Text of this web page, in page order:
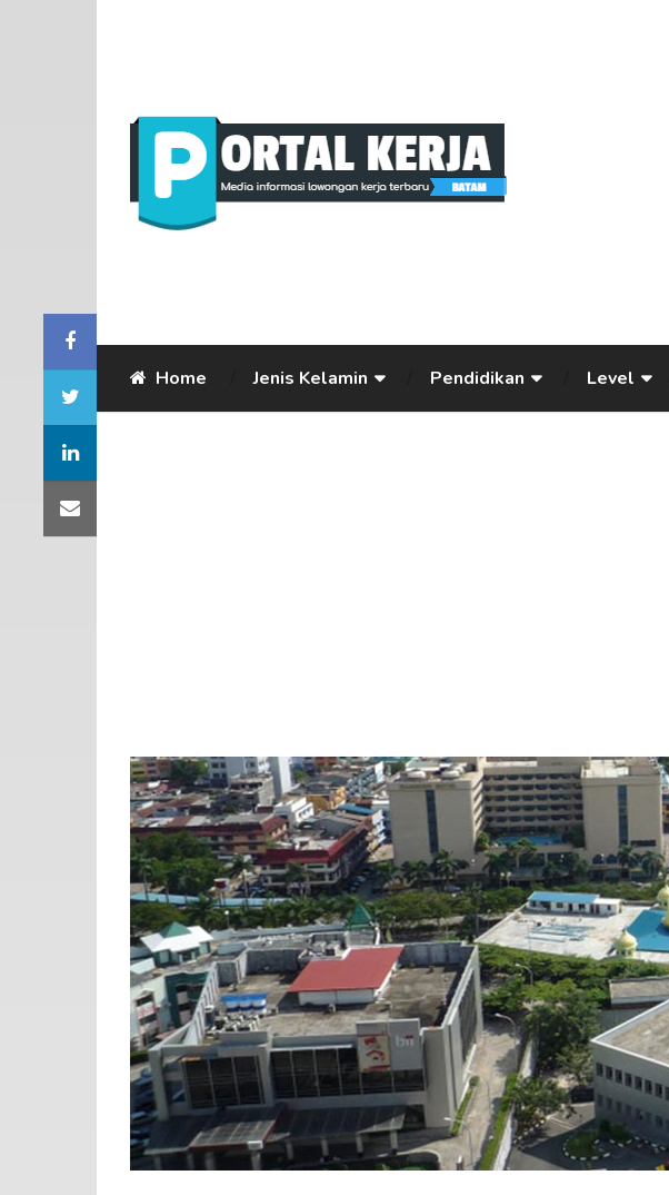
Home Jenis Kelamin Pendidikan Level